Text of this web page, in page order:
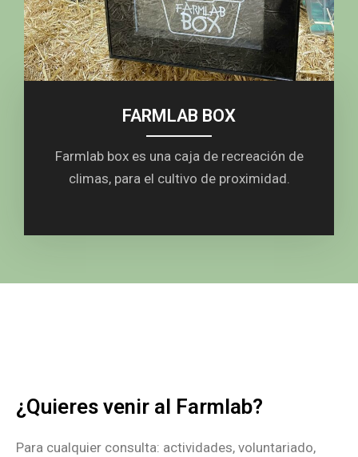
FARMLAB BOX
Farmlab box es una caja de recreación de
climas, para el cultivo de proximidad.
¿Quieres venir al Farmlab?
Para cualquier consulta: actividades, voluntariado,